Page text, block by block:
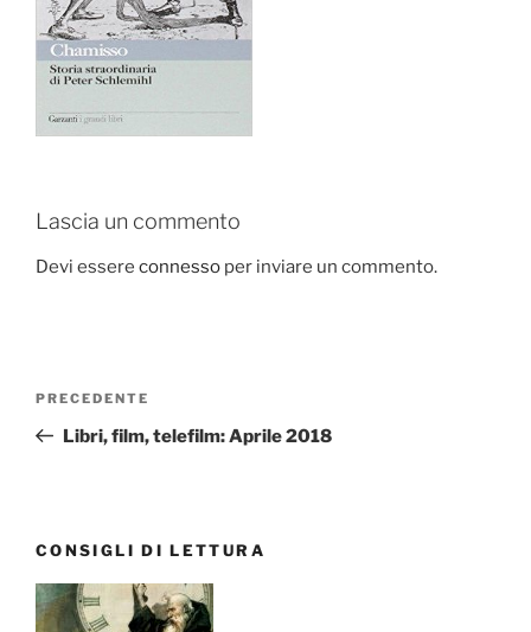
Lascia un commento
Devi essere connesso per inviare un commento.
Navigazione
Articolo
precedente:
PRECEDENTE
Libri, film, telefilm: Aprile 2018
CONSIGLI DI LETTURA